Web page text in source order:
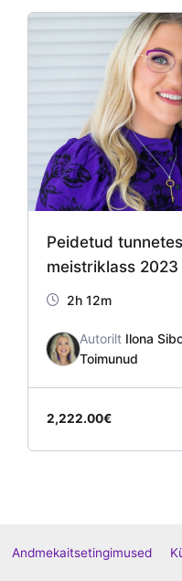
Peidetud
meistriklass 2023
2h 12m
Autorilt Ilona
Toimunud
2,222.00€
Andmekaitsetingimused